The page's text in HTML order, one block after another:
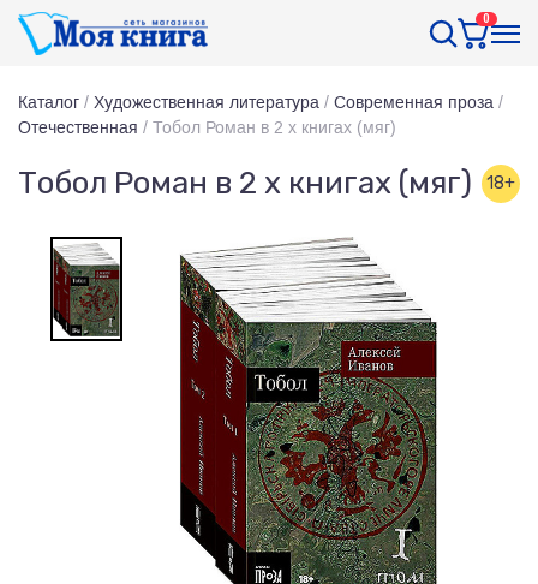
0
Каталог / Художественная литература / Современная проза /
Отечественная / Тобол Роман в 2 х книгах (мяг)
Тобол Роман в 2 х книгах (мяг) 18+